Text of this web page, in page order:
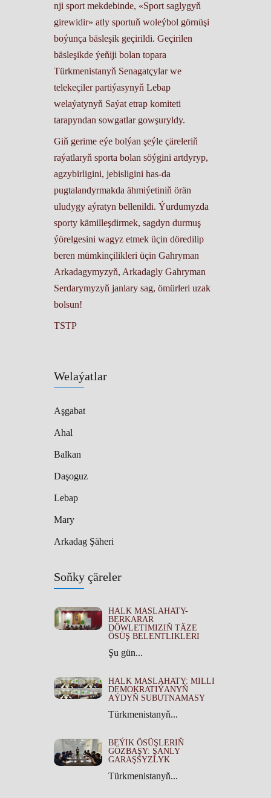
Welaýatlar
Aşgabat
Ahal
Balkan
Daşoguz
Lebap
Mary
Arkadag Şäheri
Soňky çäreler
HALK MASLAHATY-
BERKARAR
DÖWLETIMIZIŇ TÄZE
ÖSÜŞ BELENTLIKLERI
Şu gün...
HALK MASLAHATY: MILLI
DEMOKRATIÝANYŇ
AÝDYŇ SUBUTNAMASY
Türkmenistanyň...
BEÝIK ÖSÜŞLERIŇ
GÖZBAŞY: ŞANLY
GARAŞSYZLYK
Türkmenistanyň...
nji sport mekdebinde, «Sport saglygyň
girewidir» atly sportuň woleýbol görnüşi
boýunça bäsleşik geçirildi. Geçirilen
bäsleşikde ýeňiji bolan topara
Türkmenistanyň Senagatçylar we
telekeçiler partiýasynyň Lebap
welaýatynyň Saýat etrap komiteti
tarapyndan sowgatlar gowşuryldy.
Giň gerime eýe bolýan şeýle çäreleriň
raýatlaryň sporta bolan söýgini artdyryp,
agzybirligini, jebisligini has-da
pugtalandyrmakda ähmiýetiniň örän
uludygy aýratyn bellenildi. Ýurdumyzda
sporty kämilleşdirmek, sagdyn durmuş
ýörelgesini wagyz etmek üçin döredilip
beren mümkinçilikleri üçin Gahryman
Arkadagymyzyň, Arkadagly Gahryman
Serdarymyzyň janlary sag, ömürleri uzak
bolsun!
TSTP